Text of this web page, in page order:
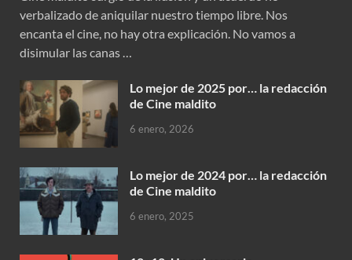
verbalizado de aniquilar nuestro tiempo libre. Nos
encanta el cine, no hay otra explicación. No vamos a
disimular las canas …
Lo mejor de 2025 por… la redacción
de Cine maldito
6 enero, 2026
Lo mejor de 2024 por… la redacción
de Cine maldito
6 enero, 2025